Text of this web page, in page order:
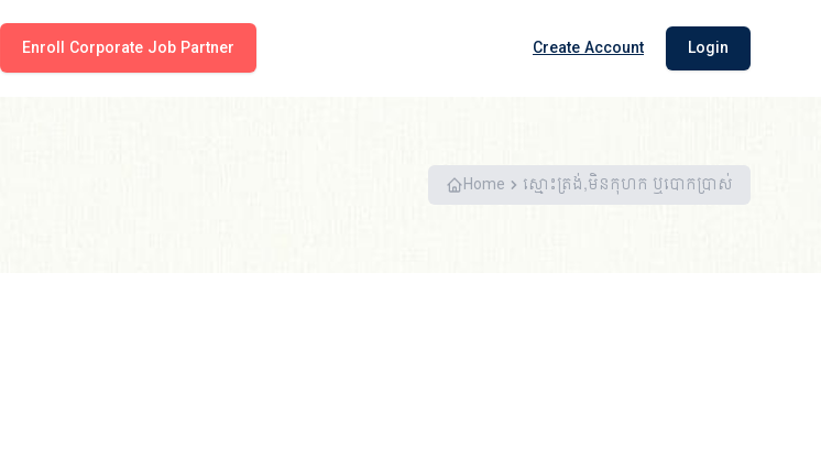
Enroll Corporate Job Partner Create Account Login
Home ស្មោះត្រង់,មិនកុហក ឬបោកប្រាស់